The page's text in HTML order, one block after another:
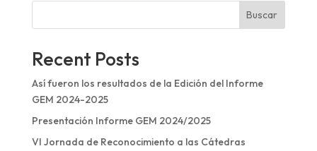
Buscar
Recent Posts
Así fueron los resultados de la Edición del Informe
GEM 2024-2025
Presentación Informe GEM 2024/2025
VI Jornada de Reconocimiento a las Cátedras